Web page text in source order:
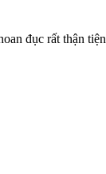
đục rất thận tiện